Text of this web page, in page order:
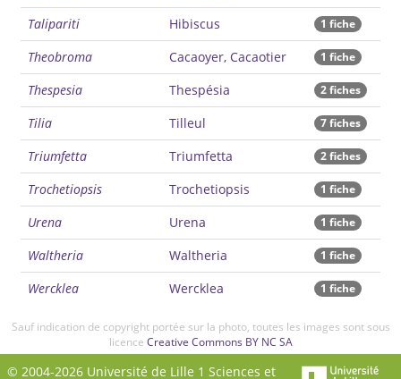
Talipariti Hibiscus 1 fiche
Theobroma Cacaoyer, Cacaotier 1 fiche
Thespesia Thespésia 2 fiches
Tilia Tilleul 7 fiches
Triumfetta Triumfetta 2 fiches
Trochetiopsis Trochetiopsis 1 fiche
Urena Urena 1 fiche
Waltheria Waltheria 1 fiche
Wercklea Wercklea 1 fiche
Sauf indication de copyright portée sur la photo, toutes les images sont sous
licence Creative Commons BY NC SA
© 2004-2026 Université de Lille 1 Sciences et